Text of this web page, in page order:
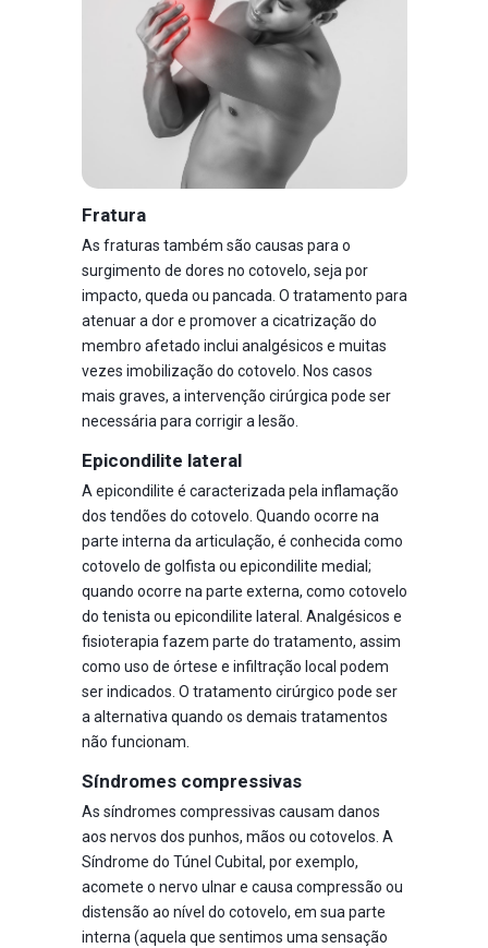
Fratura
As fraturas também são causas para o
surgimento de dores no cotovelo, seja por
impacto, queda ou pancada. O tratamento para
atenuar a dor e promover a cicatrização do
membro afetado inclui analgésicos e muitas
vezes imobilização do cotovelo. Nos casos
mais graves, a intervenção cirúrgica pode ser
necessária para corrigir a lesão.
Epicondilite lateral
A epicondilite é caracterizada pela inflamação
dos tendões do cotovelo. Quando ocorre na
parte interna da articulação, é conhecida como
cotovelo de golfista ou epicondilite medial;
quando ocorre na parte externa, como cotovelo
do tenista ou epicondilite lateral. Analgésicos e
fisioterapia fazem parte do tratamento, assim
como uso de órtese e infiltração local podem
ser indicados. O tratamento cirúrgico pode ser
a alternativa quando os demais tratamentos
não funcionam.
Síndromes compressivas
As síndromes compressivas causam danos
aos nervos dos punhos, mãos ou cotovelos. A
Síndrome do Túnel Cubital, por exemplo,
acomete o nervo ulnar e causa compressão ou
distensão ao nível do cotovelo, em sua parte
interna (aquela que sentimos uma sensação